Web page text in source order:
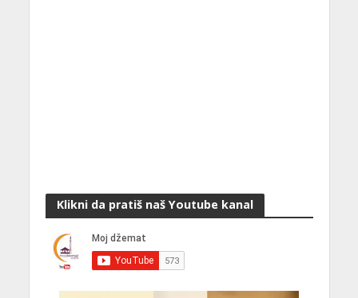
Klikni da pratiš naš Youtube kanal